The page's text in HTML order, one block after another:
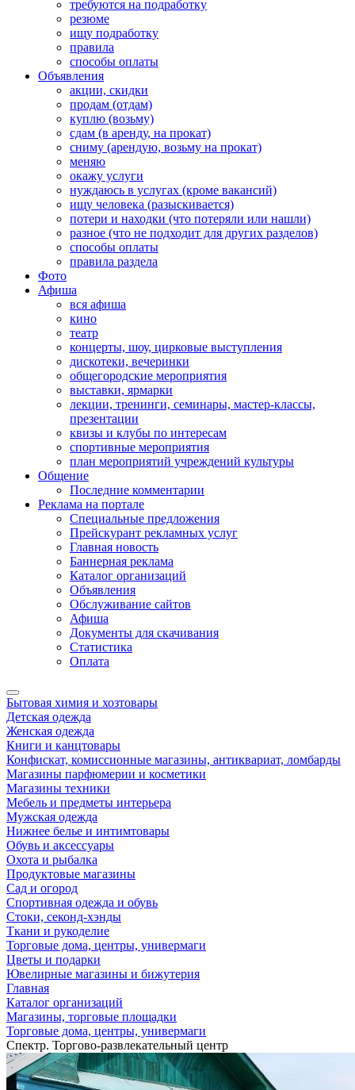
требуются на подработку
резюме
ищу подработку
правила
способы оплаты
Объявления
акции, скидки
продам (отдам)
куплю (возьму)
сдам (в аренду, на прокат)
сниму (арендую, возьму на прокат)
меняю
окажу услуги
нуждаюсь в услугах (кроме вакансий)
ищу человека (разыскивается)
потери и находки (что потеряли или нашли)
разное (что не подходит для других разделов)
способы оплаты
правила раздела
Фото
Афиша
вся афиша
кино
театр
концерты, шоу, цирковые выступления
дискотеки, вечеринки
общегородские мероприятия
выставки, ярмарки
лекции, тренинги, семинары, мастер-классы,
презентации
квизы и клубы по интересам
спортивные мероприятия
план мероприятий учреждений культуры
Общение
Последние комментарии
Реклама на портале
Специальные предложения
Прейскурант рекламных услуг
Главная новость
Баннерная реклама
Каталог организаций
Объявления
Обслуживание сайтов
Афиша
Документы для скачивания
Статистика
Оплата
Бытовая химия и хозтовары
Детская одежда
Женская одежда
Книги и канцтовары
Конфискат, комиссионные магазины, антиквариат, ломбарды
Магазины парфюмерии и косметики
Магазины техники
Мебель и предметы интерьера
Мужская одежда
Нижнее белье и интимтовары
Обувь и аксессуары
Охота и рыбалка
Продуктовые магазины
Сад и огород
Спортивная одежда и обувь
Стоки, секонд-хэнды
Ткани и рукоделие
Торговые дома, центры, универмаги
Цветы и подарки
Ювелирные магазины и бижутерия
Главная
Каталог организаций
Магазины, торговые площадки
Торговые дома, центры, универмаги
Спектр. Торгово-развлекательный центр